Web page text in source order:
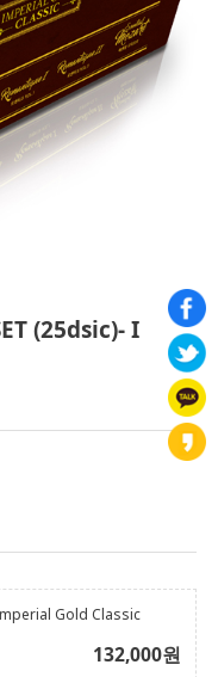
(25dsic)- I
Gold Classic
132,000원